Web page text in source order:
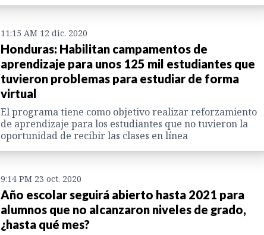
11:15 AM 12 dic. 2020
Honduras: Habilitan campamentos de
aprendizaje para unos 125 mil estudiantes que
tuvieron problemas para estudiar de forma
virtual
El programa tiene como objetivo realizar reforzamiento
de aprendizaje para los estudiantes que no tuvieron la
oportunidad de recibir las clases en línea
9:14 PM 23 oct. 2020
Año escolar seguirá abierto hasta 2021 para
alumnos que no alcanzaron niveles de grado,
¿hasta qué mes?